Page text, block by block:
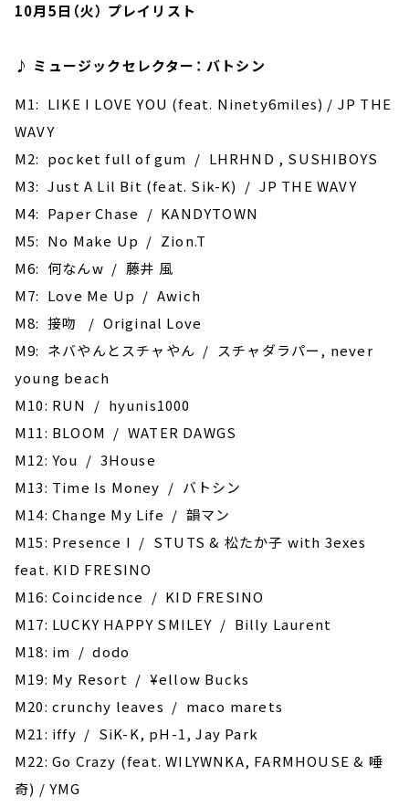
10月5日（火） プレイリスト
♪ ミュージックセレクター： バトシン
M1: LIKE I LOVE YOU (feat. Ninety6miles) / JP THE
WAVY
M2: pocket full of gum / LHRHND , SUSHIBOYS
M3: Just A Lil Bit (feat. Sik-K) / JP THE WAVY
M4: Paper Chase / KANDYTOWN
M5: No Make Up / Zion.T
M6: 何なんw / 藤井 風
M7: Love Me Up / Awich
M8: 接吻 / Original Love
M9: ネバやんとスチャやん / スチャダラパー, never
young beach
M10: RUN / hyunis1000
M11: BLOOM / WATER DAWGS
M12: You / 3House
M13: Time Is Money / バトシン
M14: Change My Life / 韻マン
M15: Presence I / STUTS & 松たか子 with 3exes
feat. KID FRESINO
M16: Coincidence / KID FRESINO
M17: LUCKY HAPPY SMILEY / Billy Laurent
M18: im / dodo
M19: My Resort / ¥ellow Bucks
M20: crunchy leaves / maco marets
M21: iffy / SiK-K, pH-1, Jay Park
M22: Go Crazy (feat. WILYWNKA, FARMHOUSE & 唾
奇) / YMG